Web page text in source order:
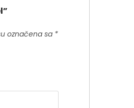
označena sa *